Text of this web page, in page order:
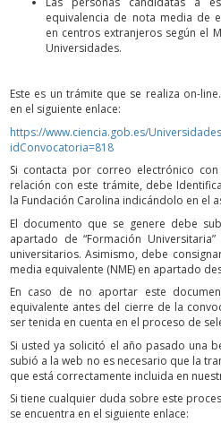
equivalencia de nota media de
en centros extranjeros según el
Universidades.
Este es un trámite que se realiza on-
en el siguiente enlace:
https://www.ciencia.gob.es/
idConvocatoria=818
Si contacta por correo electrónico
relación con este trámite, debe
la Fundación Carolina indicándolo en el
El documento que se genere debe
apartado de “Formación
universitarios. Asimismo, debe
media equivalente (NME) en apartado
En caso de no aportar este
equivalente antes del cierre de la
ser tenida en cuenta en el proceso de
Si usted ya solicitó el año pasado una
subió a la web no es necesario que la
que está correctamente incluida en
Si tiene cualquier duda sobre este
se encuentra en el siguiente enlace: